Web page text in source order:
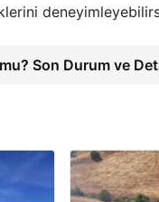
Son Durum ve